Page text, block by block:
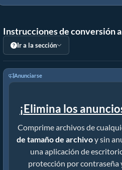
Instrucciones de conversión
Ir a la sección
Anunciarse
¡Elimina los
Comprime archivos de
de tamaño de archivoy sin
una aplicación de
protección por